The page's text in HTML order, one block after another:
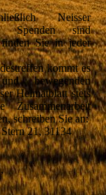
Neisser
sind
finden Sie in jeder
kommt es
bewegenden
Heimatblatt stets
Zusammenarbeit
schreiben Sie an:
21, 31134